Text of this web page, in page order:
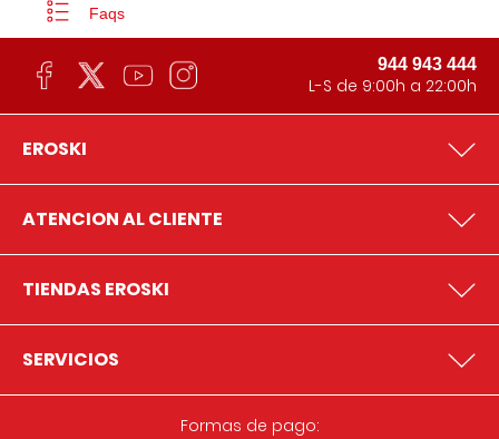
Faqs
944 943 444
L-S de 9:00h a 22:00h
EROSKI
ATENCION AL CLIENTE
TIENDAS EROSKI
SERVICIOS
Formas de pago: